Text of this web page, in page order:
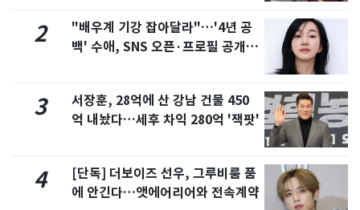
2
"배우계 기강 잡아달라"…'4년 공
백' 수애, SNS 오픈·프로필 공개
3
서장훈, 28억에 산 강남 건물 450
억 내놨다…세후 차익 280억 '잭팟'
4
[단독] 더보이즈 선우, 그루비룸 품
에 안긴다…앳에어리어와 전속계약